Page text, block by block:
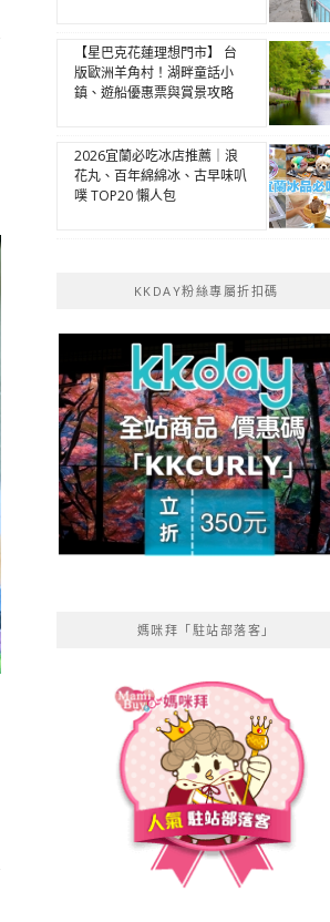
【星巴克花蓮理想門市】 台
版歐洲羊角村！湖畔童話小
鎮、遊船優惠票與賞景攻略
2026宜蘭必吃冰店推薦｜浪
花丸、百年綿綿冰、古早味叭
噗 TOP20 懶人包
KKDAY粉絲專屬折扣碼
媽咪拜「駐站部落客」